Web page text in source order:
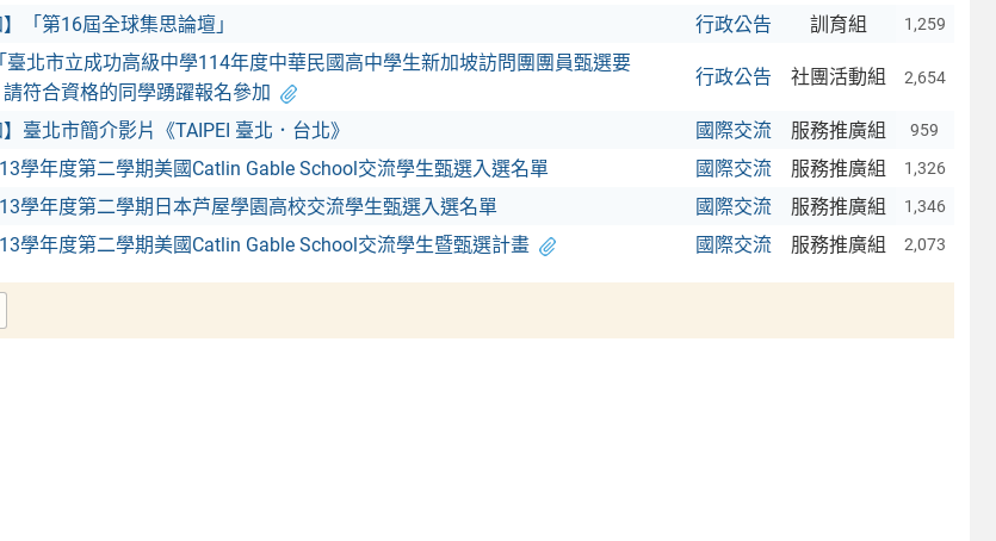
】「第16屆全球集思論壇」 行政公告 訓育組 1,259
「臺北市立成功高級中學114年度中華民國高中學生新加坡訪問團團員甄選要
符合資格的同學踴躍報名參加
行政公告 社團活動組 2,654
】臺北市簡介影片《TAIPEI 臺北．台北》 國際交流 服務推廣組 959
學年度第二學期美國Catlin Gable School交流學生甄選入選名單 國際交流 服務推廣組 1,326
學年度第二學期日本芦屋學園高校交流學生甄選入選名單 國際交流 服務推廣組 1,346
學年度第二學期美國Catlin Gable School交流學生暨甄選計畫 國際交流 服務推廣組 2,073